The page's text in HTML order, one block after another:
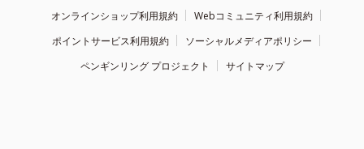
オンラインショップ利用規約
Webコミュニティ利用規約
ポイントサービス利用規約
ソーシャルメディアポリシー
ペンギンリング プロジェクト
サイトマップ